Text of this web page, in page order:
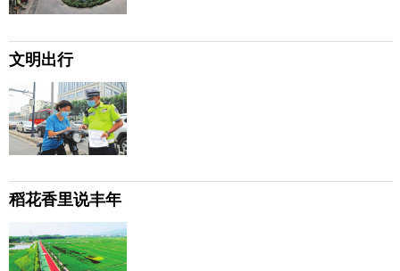
文明出行
稻花香里说丰年